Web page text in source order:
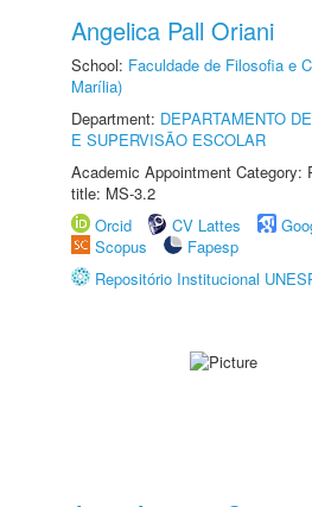
Angelica Pall Oriani
School: Faculdade de Filosofia e
Marília)
Department: DEPARTAMENTO
E SUPERVISÃO ESCOLAR
Academic Appointment Category:
title: MS-3.2
Orcid
CV Lattes
Scopus
Fapesp
Repositório Institucional